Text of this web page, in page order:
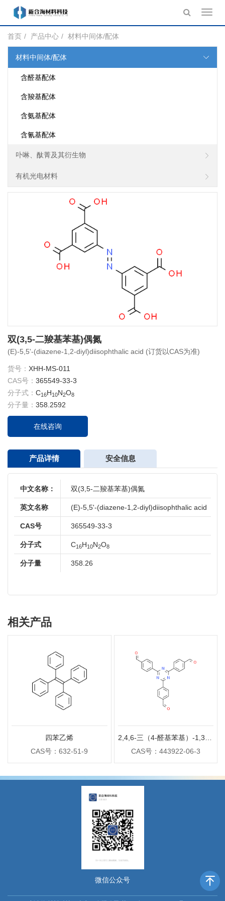
首页
产品中心 材料中间体/配体
材料中间体/配体
含醛基配体
含羧基配体
含氨基配体
含氰基配体
卟啉、酞菁及其衍生物
有机光电材料
双(3,5-二羧基苯基)偶氮
(E)-5,5'-(diazene-1,2-diyl)diisophthalic acid (订货以CAS为准)
货号： XHH-MS-011
CAS号： 365549-33-3
分子式： C16H10N2O8
分子量： 358.2592
在线咨询
产品详情 安全信息
中文名称： 双(3,5-二羧基苯基)偶氮
英文名称 (E)-5,5'-(diazene-1,2-diyl)diisophthalic acid
CAS号 365549-33-3
分子式 C16H10N2O8
分子量 358.26
相关产品
四苯乙烯
CAS号：632-51-9
2,4,6-三（4-醛基苯基）-1,3,5-三嗪
CAS号：443922-06-3
微信公众号